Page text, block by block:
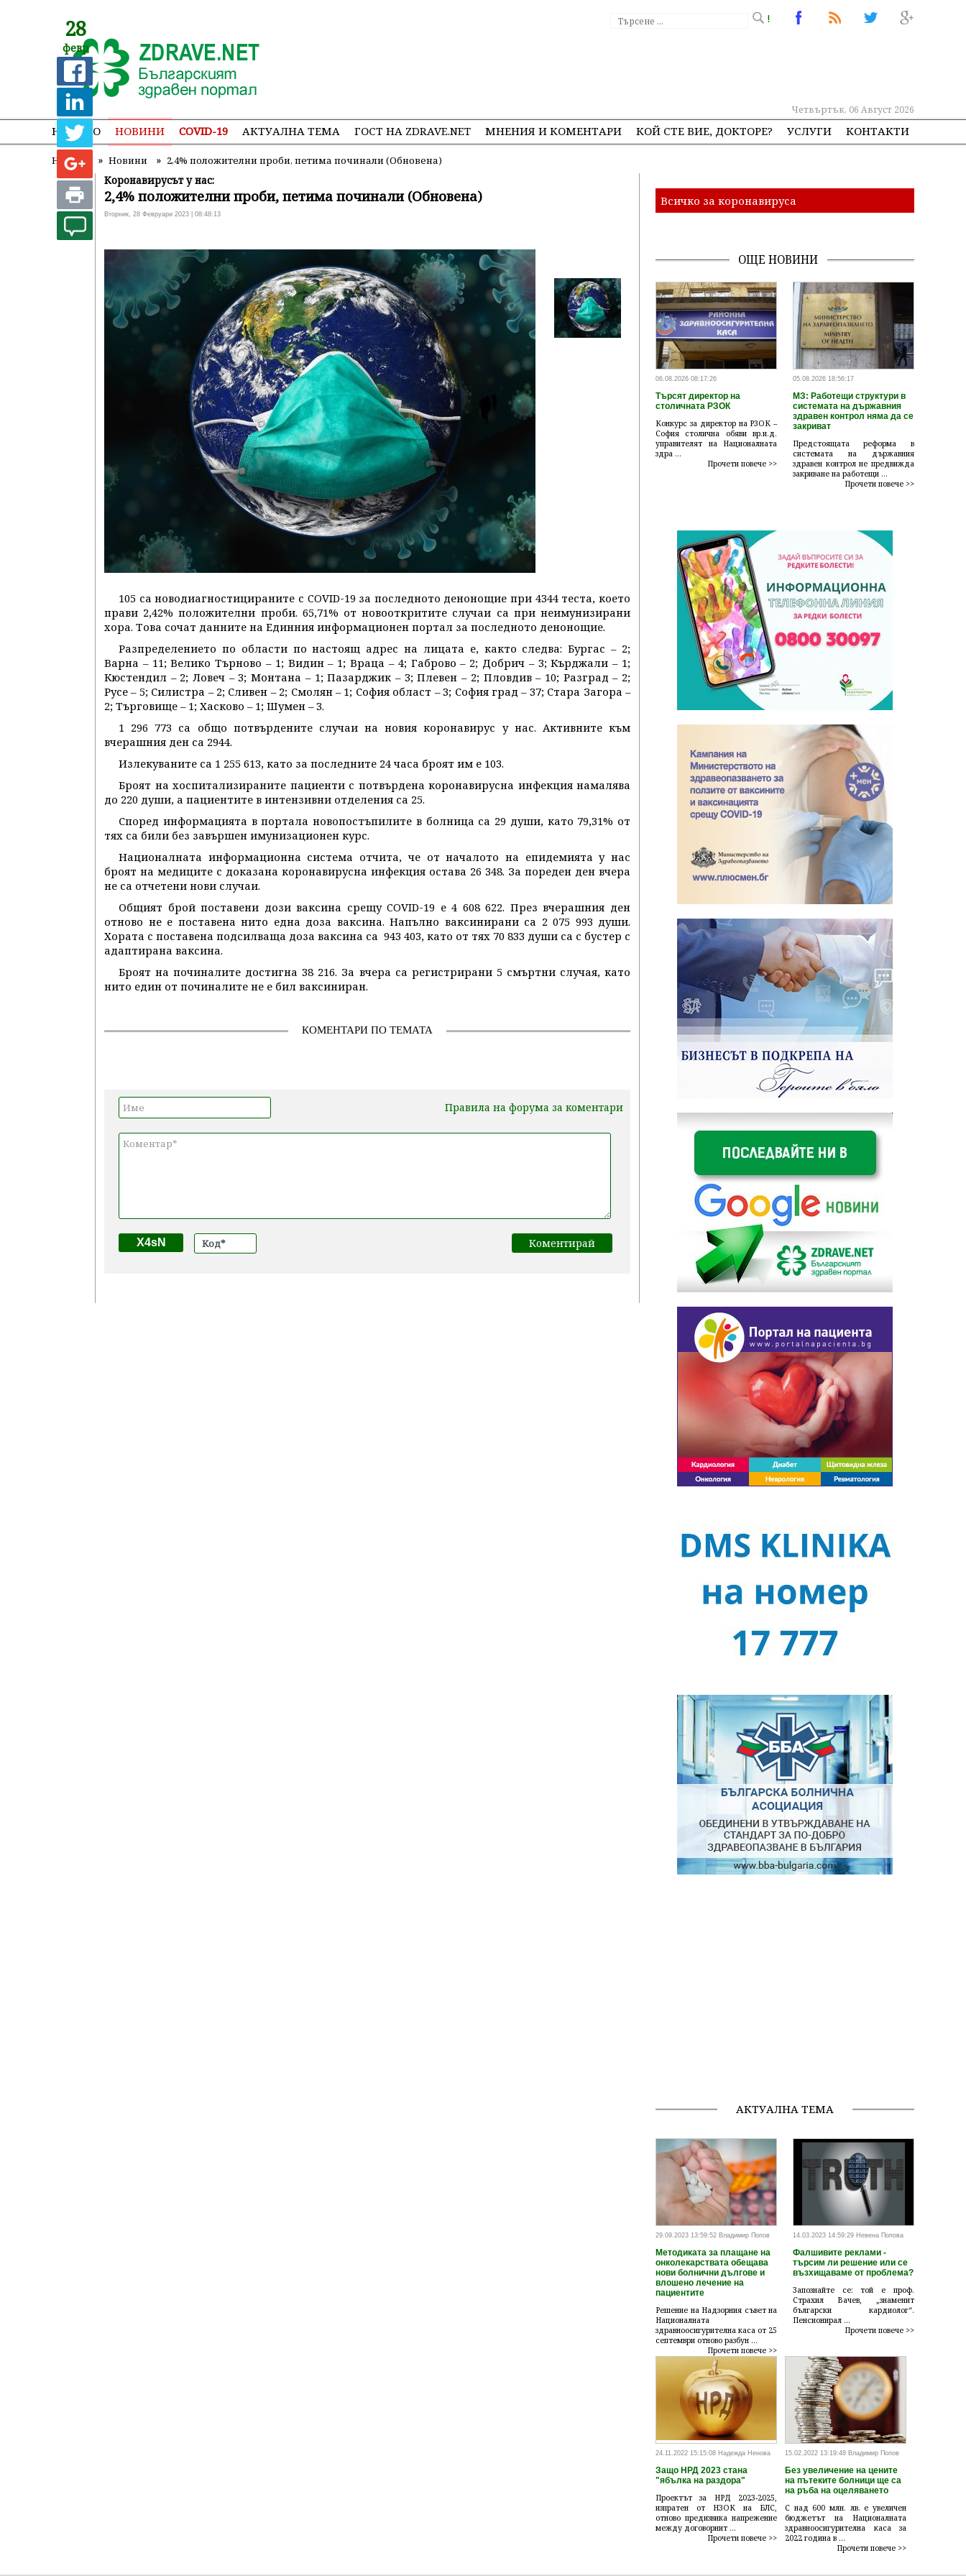
!
Четвъртък, 06 Август 2026
НАЧАЛО НОВИНИ COVID-19 АКТУАЛНА ТЕМА ГОСТ НА ZDRAVE.NET МНЕНИЯ И КОМЕНТАРИ КОЙ СТЕ ВИЕ, ДОКТОРЕ? УСЛУГИ КОНТАКТИ
Начало » Новини » 2,4% положителни проби, петима починали (Обновена)
28
февр
Коронавирусът у нас:
2,4% положителни проби, петима починали (Обновена)
Вторник, 28 Февруари 2023 | 08:48:13
105 са новодиагностицираните с COVID-19 за последното денонощие при 4344 теста, което
прави 2,42% положителни проби. 65,71% от новооткритите случаи са при неимунизирани
хора. Това сочат данните на Единния информационен портал за последното денонощие.
Разпределението по области по настоящ адрес на лицата е, както следва: Бургас – 2;
Варна – 11; Велико Търново – 1; Видин – 1; Враца – 4; Габрово – 2; Добрич – 3; Кърджали – 1;
Кюстендил – 2; Ловеч – 3; Монтана – 1; Пазарджик – 3; Плевен – 2; Пловдив – 10; Разград – 2;
Русе – 5; Силистра – 2; Сливен – 2; Смолян – 1; София област – 3; София град – 37; Стара Загора –
2; Търговище – 1; Хасково – 1; Шумен – 3.
1 296 773 са общо потвърдените случаи на новия коронавирус у нас. Активните към
вчерашния ден са 2944.
Излекуваните са 1 255 613, като за последните 24 часа броят им е 103.
Броят на хоспитализираните пациенти с потвърдена коронавирусна инфекция намалява
до 220 души, а пациентите в интензивни отделения са 25.
Според информацията в портала новопостъпилите в болница са 29 души, като 79,31% от
тях са били без завършен имунизационен курс.
Националната информационна система отчита, че от началото на епидемията у нас
броят на медиците с доказана коронавирусна инфекция остава 26 348. За пореден ден вчера
не са отчетени нови случаи.
Общият брой поставени дози ваксина срещу COVID-19 е 4 608 622. През вчерашния ден
отново не е поставена нито една доза ваксина. Напълно ваксинирани са 2 075 993 души.
Хората с поставена подсилваща доза ваксина са 943 403, като от тях 70 833 души са с бустер с
адаптирана ваксина.
Броят на починалите достигна 38 216. За вчера са регистрирани 5 смъртни случая, като
нито един от починалите не е бил ваксиниран.
КОМЕНТАРИ ПО ТЕМАТА
Правила на форума за коментари
X4sN
Всичко за коронавируса
ОЩЕ НОВИНИ
06.08.2026 08:17:26
Търсят директор на
столичната РЗОК
Конкурс за директор на РЗОК –
София столична обяви вр.и.д.
управителят на Националната
здра ...
Прочети повече >>
05.08.2026 18:56:17
МЗ: Работещи структури в
системата на държавния
здравен контрол няма да се
закриват
Предстоящата реформа в
системата на държавния
здравен контрол не предвижда
закриване на работещи ...
Прочети повече >>
АКТУАЛНА ТЕМА
29.09.2023 13:59:52 Владимир Попов
Методиката за плащане на
онколекарствата обещава
нови болнични дългове и
влошено лечение на
пациентите
Решение на Надзорния съвет на
Националната
здравноосигурителна каса от 25
септември отново разбун ...
Прочети повече >>
14.03.2023 14:59:29 Невена Попова
Фалшивите реклами -
търсим ли решение или се
възхищаваме от проблема?
Запознайте се: той е проф.
Страхил Вачев, „знаменит
български кардиолог“.
Пенсионирал ...
Прочети повече >>
24.11.2022 15:15:08 Надежда Ненова
Защо НРД 2023 стана
"ябълка на раздора"
Проектът за НРД 2023-2025,
изпратен от НЗОК на БЛС,
отново предизвика напрежение
между договорнит ...
Прочети повече >>
15.02.2022 13:19:48 Владимир Попов
Без увеличение на цените
на пътеките болници ще са
на ръба на оцеляването
С над 600 млн. лв. е увеличен
бюджетът на Националната
здравноосигурителна каса за
2022 година в ...
Прочети повече >>